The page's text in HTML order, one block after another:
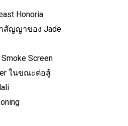
Honoria
สัญญาของ Jade
Screen
ในขณะต่อสู้